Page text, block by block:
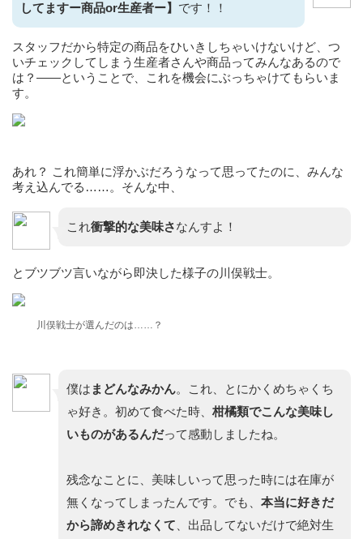
してますー商品or生産者ー】 です！！
スタッフだから特定の商品をひいきしちゃいけないけど、つ
いチェックしてしまう生産者さんや商品ってみんなあるので
は？——ということで、これを機会にぶっちゃけてもらいま
す。
あれ？ これ簡単に浮かぶだろうなって思ってたのに、みんな
考え込んでる……。そんな中、
これ衝撃的な美味さなんすよ！
とブツブツ言いながら即決した様子の川俣戦士。
川俣戦士が選んだのは……？
僕は まどんなみかん。これ、とにかくめちゃくち
ゃ好き。初めて食べた時、 柑橘類でこんな美味し
いものがあるんだって感動しましたね。
残念なことに、美味しいって思った時には在庫が
無くなってしまったんです。でも、 本当に好きだ
から諦めきれなくて 、出品してないだけで絶対生